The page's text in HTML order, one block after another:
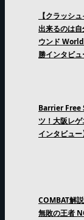
【クラッシ
出来るのは
ウンド
勝インタビュ
Barrier Free
ツ！大阪レ
インタビュー
COMBAT解
無敗の王者